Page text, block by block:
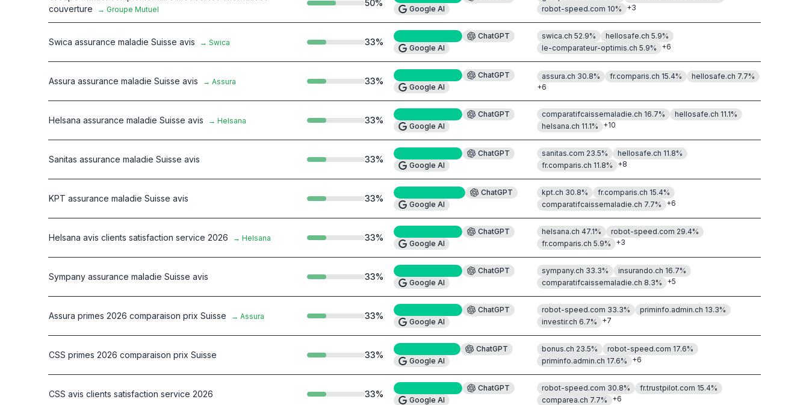
couverture
→ Groupe Mutuel
50%
Google AI
robot-speed.com 10% +3
Swica assurance maladie Suisse avis → Swica 33%
ChatGPT
Google AI
swica.ch 52.9% hellosafe.ch 5.9%
le-comparateur-optimis.ch 5.9% +6
Assura assurance maladie Suisse avis → Assura 33%
ChatGPT
Google AI
assura.ch 30.8% fr.comparis.ch 15.4% hellosafe.ch 7.7%
+6
Helsana assurance maladie Suisse avis → Helsana 33%
ChatGPT
Google AI
comparatifcaissemaladie.ch 16.7% hellosafe.ch 11.1%
helsana.ch 11.1% +10
Sanitas assurance maladie Suisse avis 33%
ChatGPT
Google AI
sanitas.com 23.5% hellosafe.ch 11.8%
fr.comparis.ch 11.8% +8
KPT assurance maladie Suisse avis 33%
ChatGPT
Google AI
kpt.ch 30.8% fr.comparis.ch 15.4%
comparatifcaissemaladie.ch 7.7% +6
Helsana avis clients satisfaction service 2026 → Helsana 33%
ChatGPT
Google AI
helsana.ch 47.1% robot-speed.com 29.4%
fr.comparis.ch 5.9% +3
Sympany assurance maladie Suisse avis 33%
ChatGPT
Google AI
sympany.ch 33.3% insurando.ch 16.7%
comparatifcaissemaladie.ch 8.3% +5
Assura primes 2026 comparaison prix Suisse → Assura 33%
ChatGPT
Google AI
robot-speed.com 33.3% priminfo.admin.ch 13.3%
investir.ch 6.7% +7
CSS primes 2026 comparaison prix Suisse 33%
ChatGPT
Google AI
bonus.ch 23.5% robot-speed.com 17.6%
priminfo.admin.ch 17.6% +6
CSS avis clients satisfaction service 2026 33%
ChatGPT
Google AI
robot-speed.com 30.8% fr.trustpilot.com 15.4%
comparea.ch 7.7% +6